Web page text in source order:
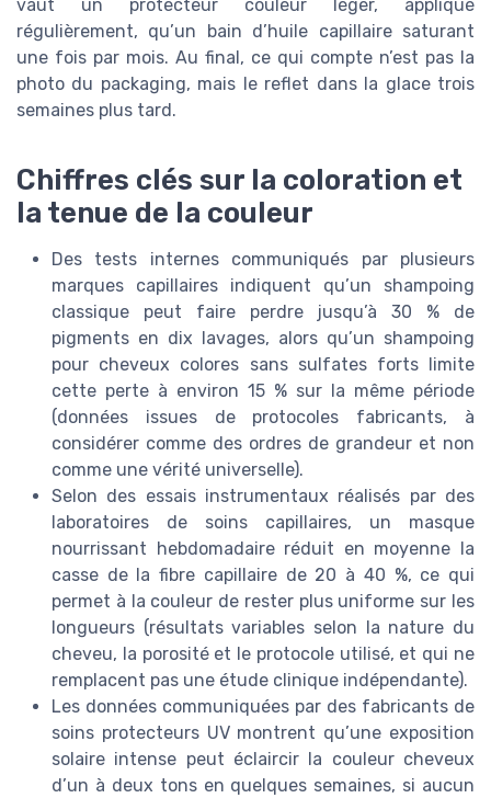
vaut un protecteur couleur léger, appliqué
régulièrement, qu’un bain d’huile capillaire saturant
une fois par mois. Au final, ce qui compte n’est pas la
photo du packaging, mais le reflet dans la glace trois
semaines plus tard.
Chiffres clés sur la coloration et
la tenue de la couleur
Des tests internes communiqués par plusieurs
marques capillaires indiquent qu’un shampoing
classique peut faire perdre jusqu’à 30 % de
pigments en dix lavages, alors qu’un shampoing
pour cheveux colores sans sulfates forts limite
cette perte à environ 15 % sur la même période
(données issues de protocoles fabricants, à
considérer comme des ordres de grandeur et non
comme une vérité universelle).
Selon des essais instrumentaux réalisés par des
laboratoires de soins capillaires, un masque
nourrissant hebdomadaire réduit en moyenne la
casse de la fibre capillaire de 20 à 40 %, ce qui
permet à la couleur de rester plus uniforme sur les
longueurs (résultats variables selon la nature du
cheveu, la porosité et le protocole utilisé, et qui ne
remplacent pas une étude clinique indépendante).
Les données communiquées par des fabricants de
soins protecteurs UV montrent qu’une exposition
solaire intense peut éclaircir la couleur cheveux
d’un à deux tons en quelques semaines, si aucun